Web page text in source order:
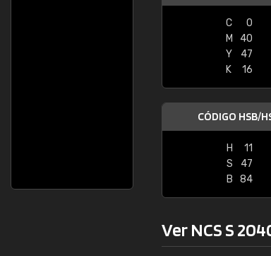
C
0
M
40
Y
47
K
16
CÓDIGO HSB/
H
11
S
47
B
84
Ver NCS S